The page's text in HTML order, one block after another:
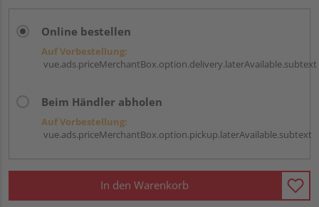
Online bestellen
Auf Vorbestellung:
vue.ads.priceMerchantBox.option.delivery.laterAvailable.subtext
Beim Händler abholen
Auf Vorbestellung:
vue.ads.priceMerchantBox.option.pickup.laterAvailable.subtext
In den Warenkorb